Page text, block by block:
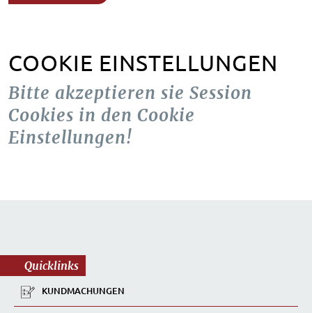
COOKIE EINSTELLUNGEN
Bitte akzeptieren sie Session
Cookies in den Cookie
Einstellungen!
Quicklinks
KUNDMACHUNGEN